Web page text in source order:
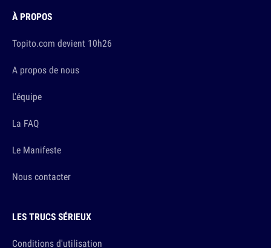
À PROPOS
Topito.com devient 10h26
A propos de nous
L'équipe
La FAQ
Le Manifeste
Nous contacter
LES TRUCS SÉRIEUX
Conditions d'utilisation